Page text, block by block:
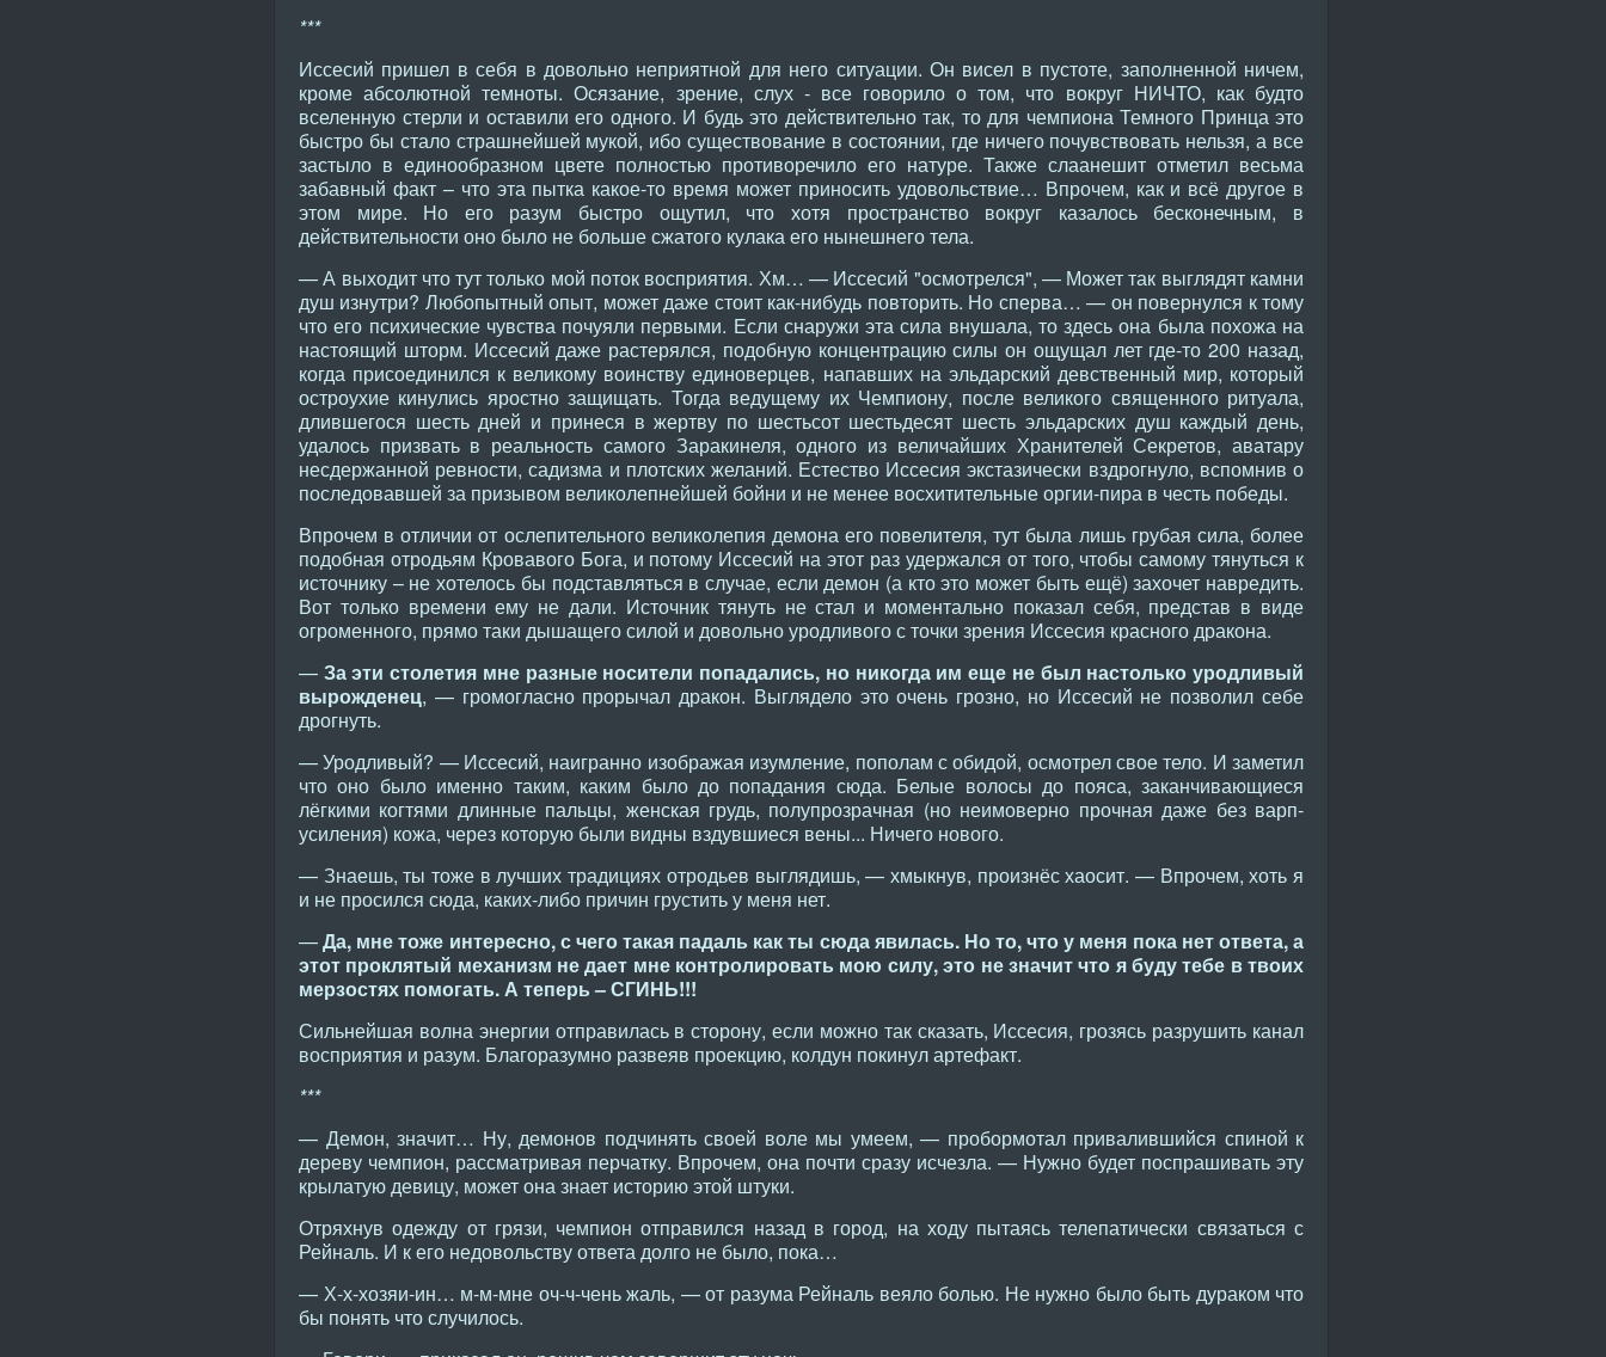
***
Иссесий пришел в себя в довольно неприятной для него ситуации. Он висел в пустоте, заполненной ничем,
кроме абсолютной темноты. Осязание, зрение, слух - все говорило о том, что вокруг НИЧТО, как будто
вселенную стерли и оставили его одного. И будь это действительно так, то для чемпиона Темного Принца это
быстро бы стало страшнейшей мукой, ибо существование в состоянии, где ничего почувствовать нельзя, а все
застыло в единообразном цвете полностью противоречило его натуре. Также слаанешит отметил весьма
забавный факт – что эта пытка какое-то время может приносить удовольствие… Впрочем, как и всё другое в
этом мире. Но его разум быстро ощутил, что хотя пространство вокруг казалось бесконечным, в
действительности оно было не больше сжатого кулака его нынешнего тела.
— А выходит что тут только мой поток восприятия. Хм… — Иссесий "осмотрелся", — Может так выглядят камни
душ изнутри? Любопытный опыт, может даже стоит как-нибудь повторить. Но сперва… — он повернулся к тому
что его психические чувства почуяли первыми. Если снаружи эта сила внушала, то здесь она была похожа на
настоящий шторм. Иссесий даже растерялся, подобную концентрацию силы он ощущал лет где-то 200 назад,
когда присоединился к великому воинству единоверцев, напавших на эльдарский девственный мир, который
остроухие кинулись яростно защищать. Тогда ведущему их Чемпиону, после великого священного ритуала,
длившегося шесть дней и принеся в жертву по шестьсот шестьдесят шесть эльдарских душ каждый день,
удалось призвать в реальность самого Заракинеля, одного из величайших Хранителей Секретов, аватару
несдержанной ревности, садизма и плотских желаний. Естество Иссесия экстазически вздрогнуло, вспомнив о
последовавшей за призывом великолепнейшей бойни и не менее восхитительные оргии-пира в честь победы.
Впрочем в отличии от ослепительного великолепия демона его повелителя, тут была лишь грубая сила, более
подобная отродьям Кровавого Бога, и потому Иссесий на этот раз удержался от того, чтобы самому тянуться к
источнику – не хотелось бы подставляться в случае, если демон (а кто это может быть ещё) захочет навредить.
Вот только времени ему не дали. Источник тянуть не стал и моментально показал себя, представ в виде
огроменного, прямо таки дышащего силой и довольно уродливого с точки зрения Иссесия красного дракона.
— За эти столетия мне разные носители попадались, но никогда им еще не был настолько уродливый
вырожденец, — громогласно прорычал дракон. Выглядело это очень грозно, но Иссесий не позволил себе
дрогнуть.
— Уродливый? — Иссесий, наигранно изображая изумление, пополам с обидой, осмотрел свое тело. И заметил
что оно было именно таким, каким было до попадания сюда. Белые волосы до пояса, заканчивающиеся
лёгкими когтями длинные пальцы, женская грудь, полупрозрачная (но неимоверно прочная даже без варп-
усиления) кожа, через которую были видны вздувшиеся вены... Ничего нового.
— Знаешь, ты тоже в лучших традициях отродьев выглядишь, — хмыкнув, произнёс хаосит. — Впрочем, хоть я
и не просился сюда, каких-либо причин грустить у меня нет.
—Да, мне тоже интересно, с чего такая падаль как ты сюда явилась. Но то, что у меня пока нет ответа, а
этот проклятый механизм не дает мне контролировать мою силу, это не значит что я буду тебе в твоих
мерзостях помогать. А теперь – СГИНЬ!!!
Сильнейшая волна энергии отправилась в сторону, если можно так сказать, Иссесия, грозясь разрушить канал
восприятия и разум. Благоразумно развеяв проекцию, колдун покинул артефакт.
***
— Демон, значит… Ну, демонов подчинять своей воле мы умеем, — пробормотал привалившийся спиной к
дереву чемпион, рассматривая перчатку. Впрочем, она почти сразу исчезла. — Нужно будет поспрашивать эту
крылатую девицу, может она знает историю этой штуки.
Отряхнув одежду от грязи, чемпион отправился назад в город, на ходу пытаясь телепатически связаться с
Рейналь. И к его недовольству ответа долго не было, пока…
— Х-х-хозяи-ин… м-м-мне оч-ч-чень жаль, — от разума Рейналь веяло болью. Не нужно было быть дураком что
бы понять что случилось.